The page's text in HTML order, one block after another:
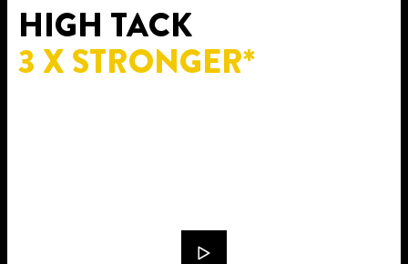
HIGH TACK
3 X STRONGER*